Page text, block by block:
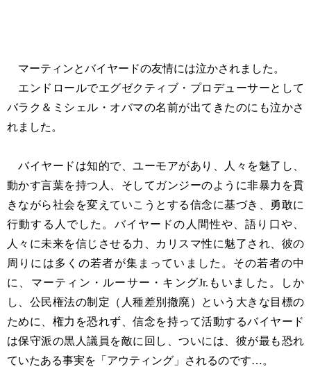
マーティンとバイヤードの友情には泣かされました。
エンドロールでエグゼクティブ・プロデューサーとして
バラク＆ミシェル・オバマの名前が出てきたのにも泣かさ
れました。
バイヤードは知的で、ユーモアがあり、人々を魅了し、
動かす言葉を持つ人、そしてガンジーのように非暴力を貫
きながら社会を変えていこうとする信念に基づき、勇敢に
行動する人でした。バイヤードの人間性や、語り口や、
人々に未来を信じさせる力、カリスマ性に魅了され、彼の
周りには多くの若者が集まっていました。その若者の中
に、マーティン・ルーサー・キングJr.もいました。しか
し、公民権法の制定（人種差別撤廃）という大きな目標の
ために、権力を恐れず、信念を持って活動するバイヤード
は保守派の黒人議員を敵に回し、ついには、彼が最も恐れ
ていたある事実を「アウティング」されるのです…。